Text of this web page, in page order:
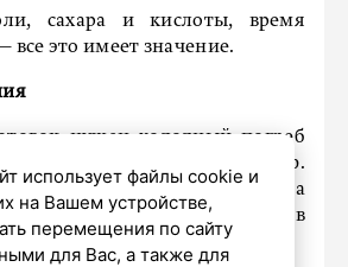
сахара и кислоты, время
все это имеет значение.
нужен холодный погреб
— сухой темный шкаф.
режима
микрофлоры даже в
банке.
использует файлы cookie и
на Вашем устройстве,
перемещения по сайту
для Вас, а также для